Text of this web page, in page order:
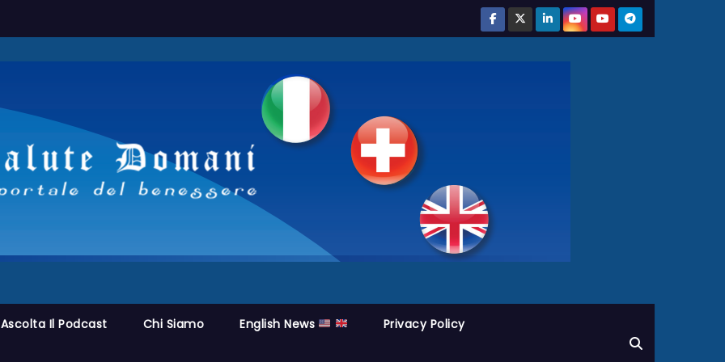
Ascolta Il Podcast Chi Siamo English News Privacy Policy